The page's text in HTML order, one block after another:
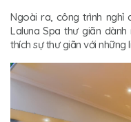
Ngoài ra, công trình nghỉ
Laluna Spa thư giãn
thích sự thư giãn với những